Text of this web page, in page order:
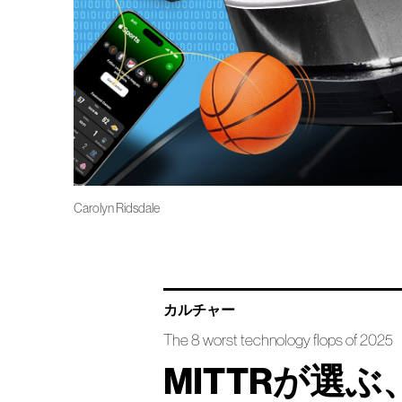
Carolyn Ridsdale
カルチャー
The 8 worst technology flops of 2025
MITTRが選ぶ